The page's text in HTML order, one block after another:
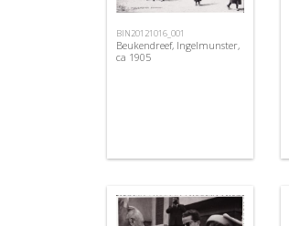
BIN20121016_001
Beukendreef, Ingelmunster,
ca 1905